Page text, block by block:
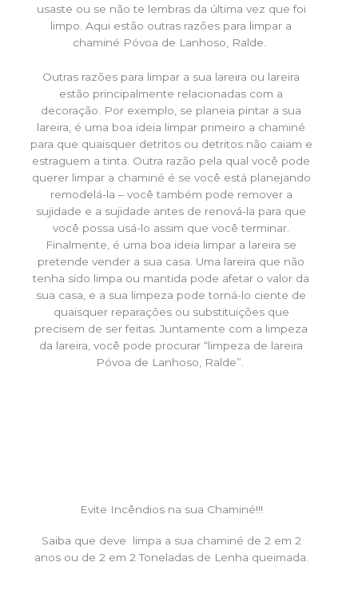
usaste ou se não te lembras da última vez que foi
limpo. Aqui estão outras razões para limpar a
chaminé Póvoa de Lanhoso, Ralde.
Outras razões para limpar a sua lareira ou lareira
estão principalmente relacionadas com a
decoração. Por exemplo, se planeia pintar a sua
lareira, é uma boa ideia limpar primeiro a chaminé
para que quaisquer detritos ou detritos não caiam e
estraguem a tinta. Outra razão pela qual você pode
querer limpar a chaminé é se você está planejando
remodelá-la – você também pode remover a
sujidade e a sujidade antes de renová-la para que
você possa usá-lo assim que você terminar.
Finalmente, é uma boa ideia limpar a lareira se
pretende vender a sua casa. Uma lareira que não
tenha sido limpa ou mantida pode afetar o valor da
sua casa, e a sua limpeza pode torná-lo ciente de
quaisquer reparações ou substituições que
precisem de ser feitas. Juntamente com a limpeza
da lareira, você pode procurar “limpeza de lareira
Póvoa de Lanhoso, Ralde”.
Evite Incêndios na sua Chaminé!!!
Saiba que deve limpa a sua chaminé de 2 em 2
anos ou de 2 em 2 Toneladas de Lenha queimada.